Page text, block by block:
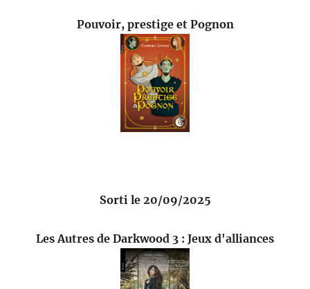
Pouvoir, prestige et Pognon
Sorti le 20/09/2025
Les Autres de Darkwood 3 : Jeux d'alliances